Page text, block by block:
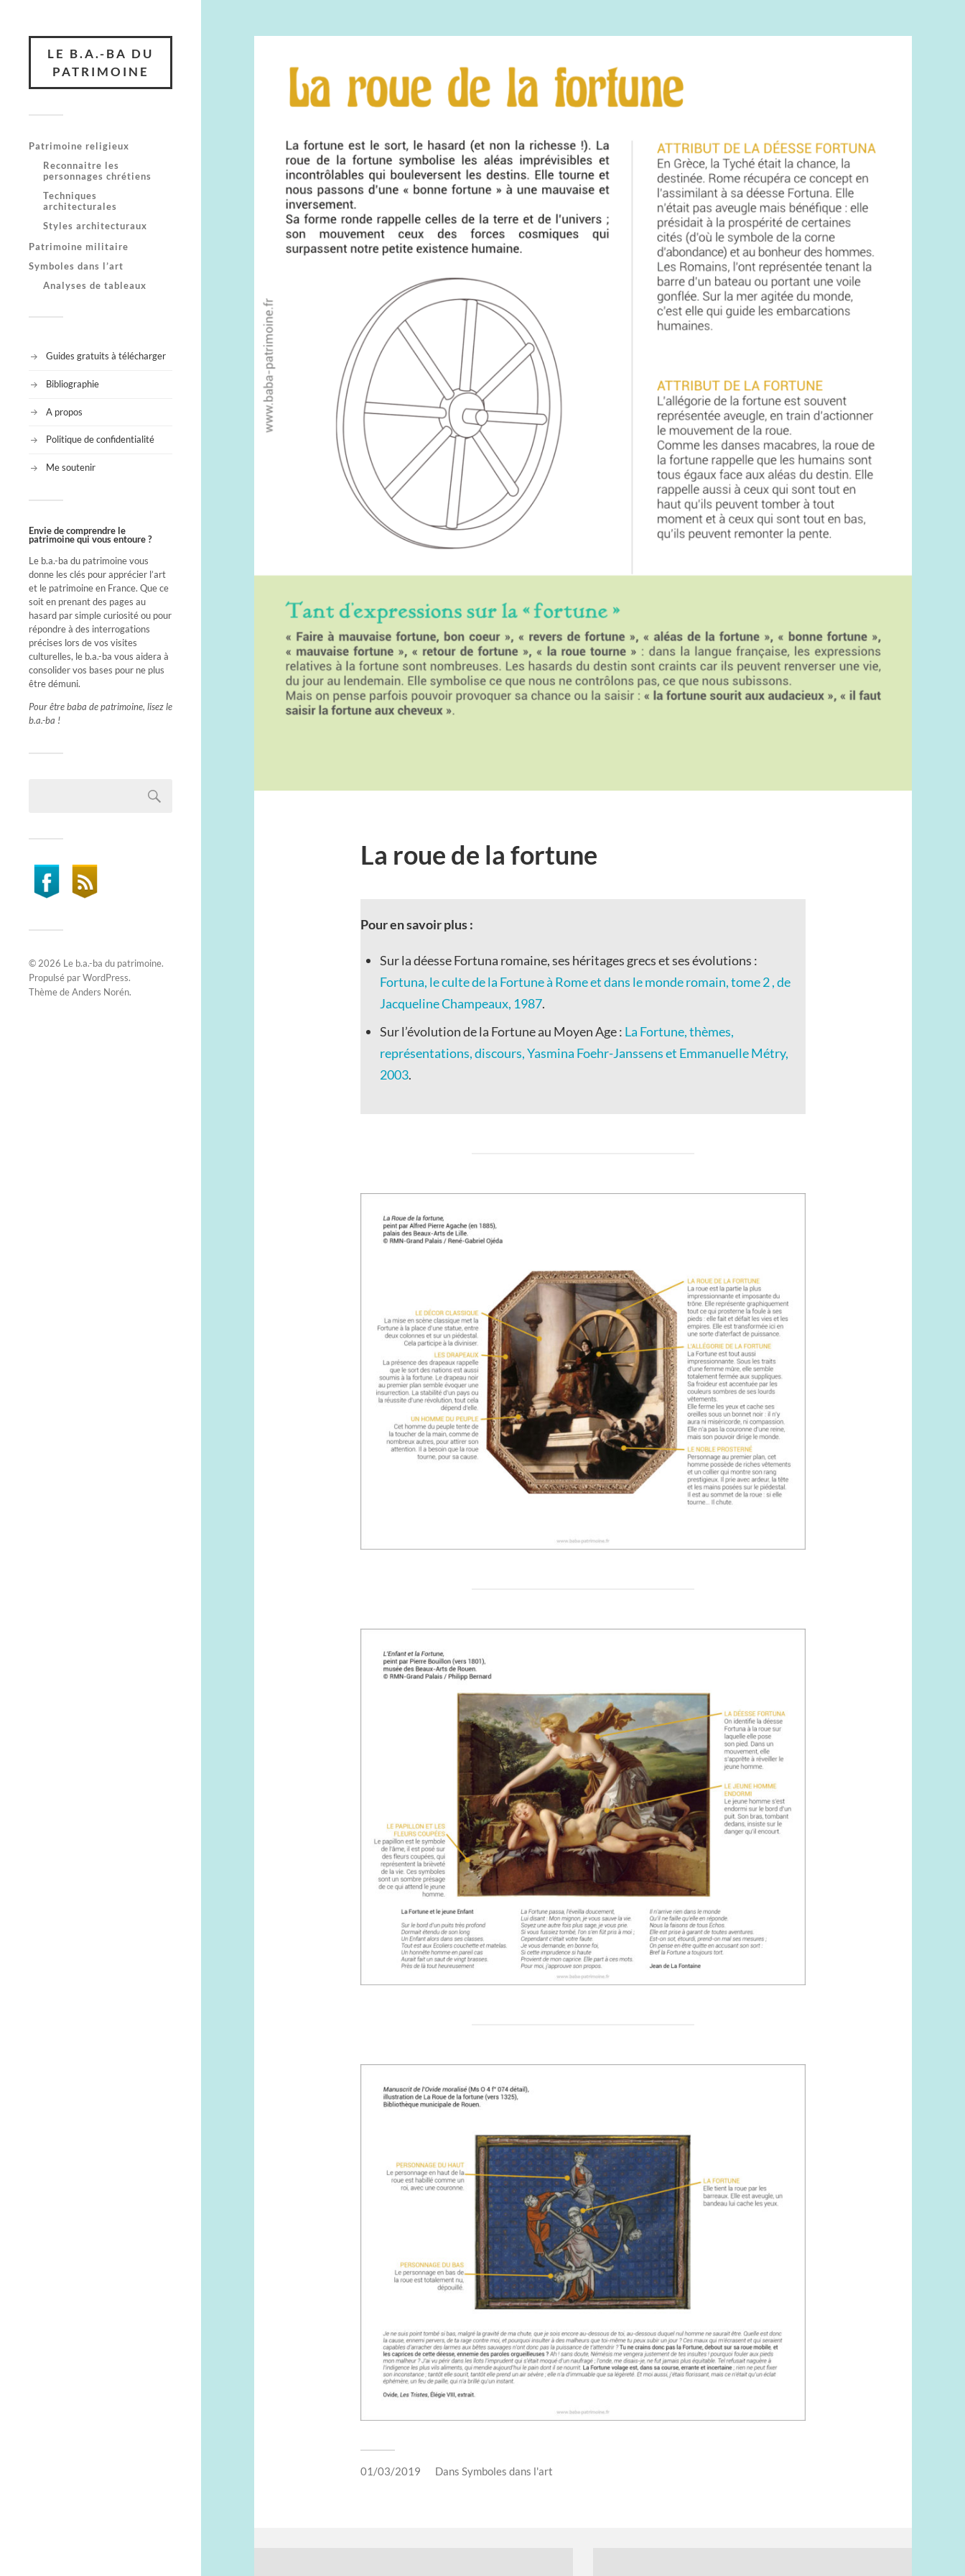
LE B.A.-BA DU
PATRIMOINE
Patrimoine religieux
Reconnaitre les
personnages chrétiens
Techniques
architecturales
Styles architecturaux
Patrimoine militaire
Symboles dans l’art
Analyses de tableaux
Guides gratuits à télécharger
Bibliographie
A propos
Politique de confidentialité
Me soutenir
Envie de comprendre le
patrimoine qui vous entoure ?
Le b.a.-ba du patrimoine vous
donne les clés pour apprécier l’art
et le patrimoine en France. Que ce
soit en prenant des pages au
hasard par simple curiosité ou pour
répondre à des interrogations
précises lors de vos visites
culturelles, le b.a.-ba vous aidera à
consolider vos bases pour ne plus
être démuni.
Pour être baba de patrimoine, lisez le
b.a.-ba !
© 2026 Le b.a.-ba du patrimoine.
Propulsé parWordPress.
Thème deAnders Norén.
La roue de la fortune
Pour en savoir plus :
Sur la déesse Fortuna romaine, ses héritages grecs et ses évolutions :
Fortuna, le culte de la Fortune à Rome et dans le monde romain, tome 2 , de
Jacqueline Champeaux, 1987.
Sur l’évolution de la Fortune au Moyen Age : La Fortune, thèmes,
représentations, discours, Yasmina Foehr-Janssens et Emmanuelle Métry,
2003.
01/03/2019 Dans Symboles dans l'art